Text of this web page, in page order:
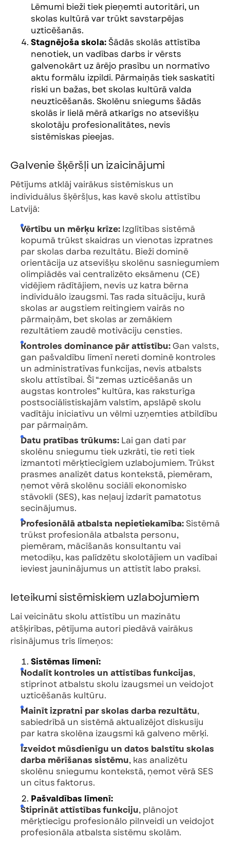
Lēmumi bieži tiek pieņemti autoritāri, un
skolas kultūrā var trūkt savstarpējas
uzticēšanās.
Stagnējoša skola: Šādās skolās attīstība
nenotiek, un vadības darbs ir vērsts
galvenokārt uz ārējo prasību un normatīvo
aktu formālu izpildi. Pārmaiņās tiek saskatīti
riski un bažas, bet skolas kultūrā valda
neuzticēšanās. Skolēnu sniegums šādās
skolās ir lielā mērā atkarīgs no atsevišķu
skolotāju profesionalitātes, nevis
sistēmiskas pieejas.
Galvenie šķēršļi un izaicinājumi
Pētījums atklāj vairākus sistēmiskus un
individuālus šķēršļus, kas kavē skolu attīstību
Latvijā:
Vērtību un mērķu krīze: Izglītības sistēmā
kopumā trūkst skaidras un vienotas izpratnes
par skolas darba rezultātu. Bieži dominē
orientācija uz atsevišķu skolēnu sasniegumiem
olimpiādēs vai centralizēto eksāmenu (CE)
vidējiem rādītājiem, nevis uz katra bērna
individuālo izaugsmi. Tas rada situāciju, kurā
skolas ar augstiem reitingiem vairās no
pārmaiņām, bet skolas ar zemākiem
rezultātiem zaudē motivāciju censties.
Kontroles dominance pār attīstību: Gan valsts,
gan pašvaldību līmenī nereti dominē kontroles
un administratīvas funkcijas, nevis atbalsts
skolu attīstībai. Šī “zemas uzticēšanās un
augstas kontroles” kultūra, kas raksturīga
postsociālistiskajām valstīm, apslāpē skolu
vadītāju iniciatīvu un vēlmi uzņemties atbildību
par pārmaiņām.
Datu pratības trūkums: Lai gan dati par
skolēnu sniegumu tiek uzkrāti, tie reti tiek
izmantoti mērķtiecīgiem uzlabojumiem. Trūkst
prasmes analizēt datus kontekstā, piemēram,
ņemot vērā skolēnu sociāli ekonomisko
stāvokli (SES), kas neļauj izdarīt pamatotus
secinājumus.
Profesionālā atbalsta nepietiekamība: Sistēmā
trūkst profesionāla atbalsta personu,
piemēram, mācīšanās konsultantu vai
metodiķu, kas palīdzētu skolotājiem un vadībai
ieviest jauninājumus un attīstīt labo praksi.
Ieteikumi sistēmiskiem uzlabojumiem
Lai veicinātu skolu attīstību un mazinātu
atšķirības, pētījuma autori piedāvā vairākus
risinājumus trīs līmeņos:
Sistēmas līmenī:
Nodalīt kontroles un attīstības funkcijas,
stiprinot atbalstu skolu izaugsmei un veidojot
uzticēšanās kultūru.
Mainīt izpratni par skolas darba rezultātu,
sabiedrībā un sistēmā aktualizējot diskusiju
par katra skolēna izaugsmi kā galveno mērķi.
Izveidot mūsdienīgu un datos balstītu skolas
darba mērīšanas sistēmu, kas analizētu
skolēnu sniegumu kontekstā, ņemot vērā SES
un citus faktorus.
Pašvaldības līmenī:
Stiprināt attīstības funkciju, plānojot
mērķtiecīgu profesionālo pilnveidi un veidojot
profesionāla atbalsta sistēmu skolām.